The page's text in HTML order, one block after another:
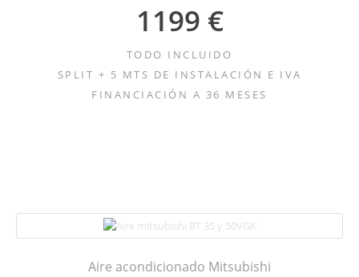
1199 €
TODO INCLUIDO
SPLIT + 5 MTS DE INSTALACIÓN E IVA
FINANCIACIÓN A 36 MESES
Aire acondicionado Mitsubishi